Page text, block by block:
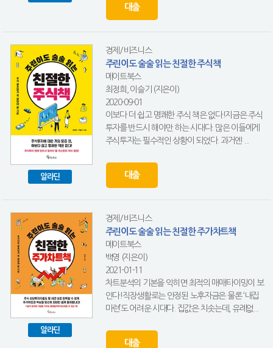
대출
알라딘
경제/비즈니스
주린이도 술술 읽는 친절한 주식책
메이트북스
최정희, 이슬기 (지은이)
2020-09-01
이보다 더 쉽고 명쾌한 주식 책은 없다!지금은 주식
투자를 반드시 해야만 하는 시대다. 많은 이들에게
주식투자는 필수적인 상황이 되었다. 과거엔 ...
대출
알라딘
경제/비즈니스
주린이도 술술 읽는 친절한 주가차트책
메이트북스
백영 (지은이)
2021-01-11
차트분석의 기본을 익히면 최적의 매매타이밍이 보
인다!직장생활로는 안정된 노후자금은 물론 ‘내집
마련’도 어려운 시대다. 집값은 치솟는데, 유례없...
대출